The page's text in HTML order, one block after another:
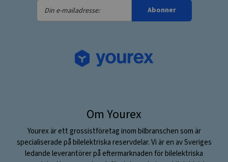
Din
e-
Abonner
Om Yourex
Yourex är ett grossistföretag inom bilbranschen som är
specialiserade på bilelektriska reservdelar. Vi är en av Sveriges
ledande leverantörer på eftermarknaden för bilelektriska